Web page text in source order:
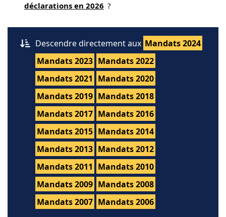
déclarations en 2026 ?
Descendre directement aux Mandats 2024
Mandats 2023 Mandats 2022
Mandats 2021 Mandats 2020
Mandats 2019 Mandats 2018
Mandats 2017 Mandats 2016
Mandats 2015 Mandats 2014
Mandats 2013 Mandats 2012
Mandats 2011 Mandats 2010
Mandats 2009 Mandats 2008
Mandats 2007 Mandats 2006